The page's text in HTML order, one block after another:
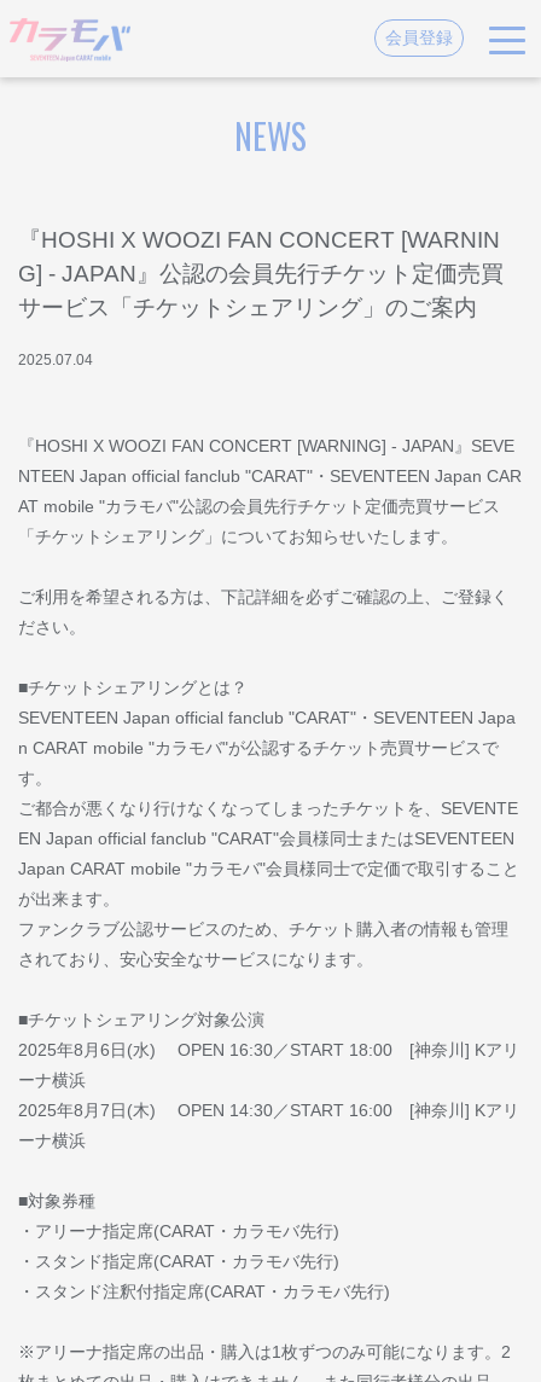
会員登録
NEWS
『HOSHI X WOOZI FAN CONCERT [WARNIN
G] - JAPAN』公認の会員先行チケット定価売買
サービス「チケットシェアリング」のご案内
2025.07.04
『HOSHI X WOOZI FAN CONCERT [WARNING] - JAPAN』SEVE
NTEEN Japan official fanclub "CARAT"・SEVENTEEN Japan CAR
AT mobile "カラモバ"公認の会員先行チケット定価売買サービス
「チケットシェアリング」についてお知らせいたします。
ご利用を希望される方は、下記詳細を必ずご確認の上、ご登録く
ださい。
■チケットシェアリングとは？
SEVENTEEN Japan official fanclub "CARAT"・SEVENTEEN Japa
n CARAT mobile "カラモバ"が公認するチケット売買サービスで
す。
ご都合が悪くなり行けなくなってしまったチケットを、SEVENTE
EN Japan official fanclub "CARAT"会員様同士またはSEVENTEEN
Japan CARAT mobile "カラモバ"会員様同士で定価で取引すること
が出来ます。
ファンクラブ公認サービスのため、チケット購入者の情報も管理
されており、安心安全なサービスになります。
■チケットシェアリング対象公演
2025年8月6日(水) OPEN 16:30／START 18:00 [神奈川] Kアリ
ーナ横浜
2025年8月7日(木) OPEN 14:30／START 16:00 [神奈川] Kアリ
ーナ横浜
■対象券種
・アリーナ指定席(CARAT・カラモバ先行)
・スタンド指定席(CARAT・カラモバ先行)
・スタンド注釈付指定席(CARAT・カラモバ先行)
※アリーナ指定席の出品・購入は1枚ずつのみ可能になります。2